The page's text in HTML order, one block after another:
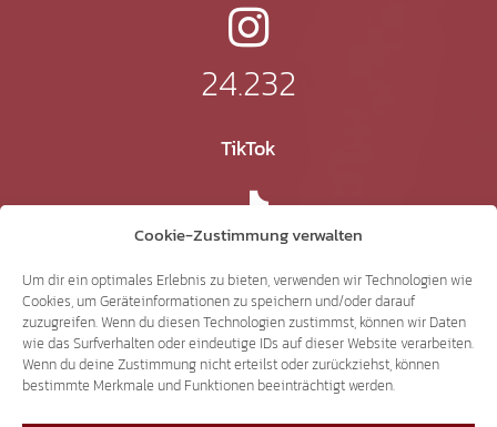
Cookie-Zustimmung verwalten
Um dir ein optimales Erlebnis zu bieten, verwenden wir Technologien wie
Cookies, um Geräteinformationen zu speichern und/oder darauf
zuzugreifen. Wenn du diesen Technologien zustimmst, können wir Daten
wie das Surfverhalten oder eindeutige IDs auf dieser Website verarbeiten.
Wenn du deine Zustimmung nicht erteilst oder zurückziehst, können
bestimmte Merkmale und Funktionen beeinträchtigt werden.
24.232
TikTok
41.370
X